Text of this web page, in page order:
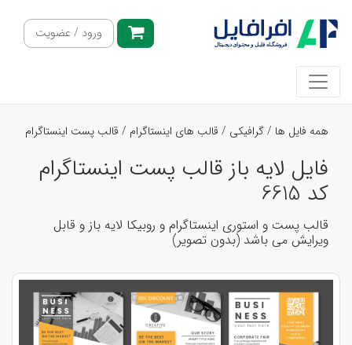
ورود / عضویت
همه فایل ها /گرافیکی / قالب های اینستاگرام / قالب پست اینستاگرام
فایل لایه باز قالب پست اینستاگرام
کد 6615
قالب پست و استوری اینستاگرام و روبیکا لایه باز و قابل
ویرایش می باشد (بدون تصویر)